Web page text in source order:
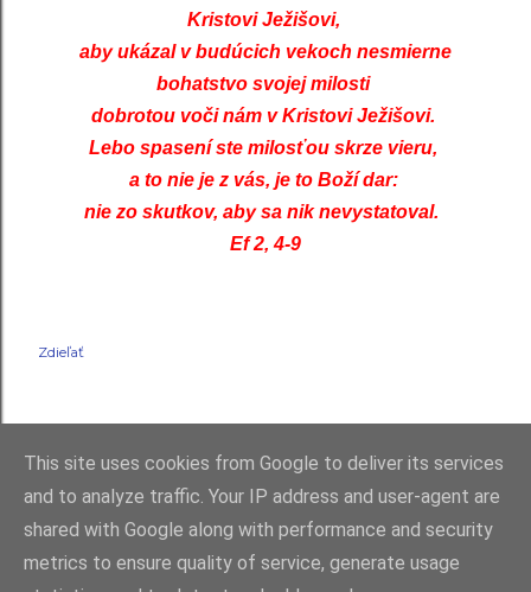
Kristovi Ježišovi,
aby ukázal v budúcich vekoch nesmierne
bohatstvo svojej milosti
dobrotou voči nám v Kristovi Ježišovi.
Lebo spasení ste milosťou skrze vieru,
a to nie je z vás, je to Boží dar:
nie zo skutkov, aby sa nik nevystatoval.
Ef 2, 4-9
Zdieľať
Používa službu Blogger
This site uses cookies from Google to deliver its services
and to analyze traffic. Your IP address and user-agent are
shared with Google along with performance and security
metrics to ensure quality of service, generate usage